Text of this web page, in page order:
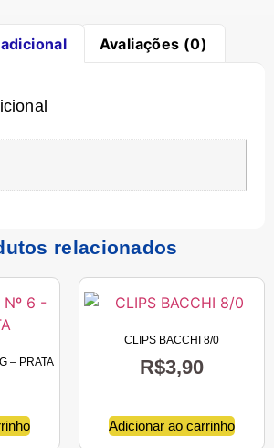
Avaliações (0)
relacionados
– PRATA
CLIPS BACCHI 8/0
R$3,90
Adicionar ao carrinho